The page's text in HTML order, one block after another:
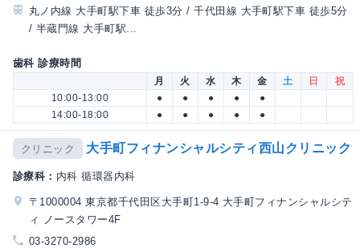
丸ノ内線 大手町駅下車 徒歩3分 / 千代田線 大手町駅下車 徒歩5分
/ 半蔵門線 大手町駅...
歯科 診療時間
月 火 水 木 金 土 日
祝
10:00-13:00
● ● ● ●
●
14:00-18:00
● ● ● ● ●
クリニック 大手町フィナンシャルシティ西山クリニック
診療科： 内科 循環器内科
〒1000004 東京都千代田区大手町1-9-4 大手町フィナンシャルシテ
ィ ノースタワー4F
03-3270-2986